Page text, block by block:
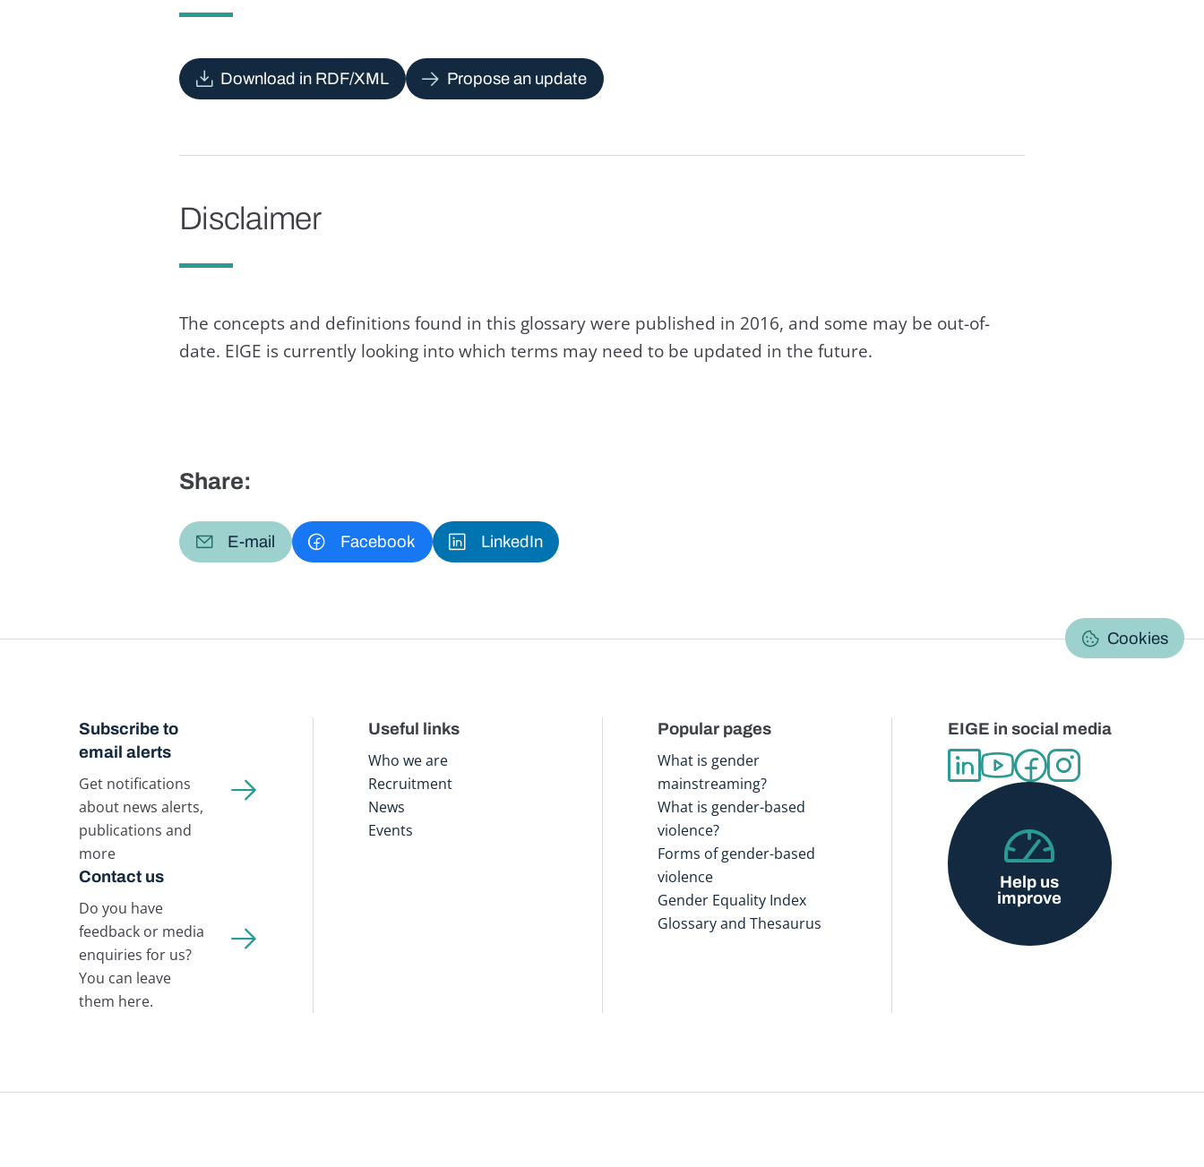
Download in RDF/XML Propose an update
Disclaimer
The concepts and definitions found in this glossary were published in 2016, and some may be out-of-
date. EIGE is currently looking into which terms may need to be updated in the future.
Share:
E-mail Facebook LinkedIn
Cookies
Subscribe to
email alerts
Get notifications
about news alerts,
publications and
more
Contact us
Do you have
feedback or media
enquiries for us?
You can leave
them here.
Useful links
Who we are
Recruitment
News
Events
Popular pages
What is gender
mainstreaming?
What is gender-based
violence?
Forms of gender-based
violence
Gender Equality Index
Glossary and Thesaurus
EIGE in social media
Help us
improve